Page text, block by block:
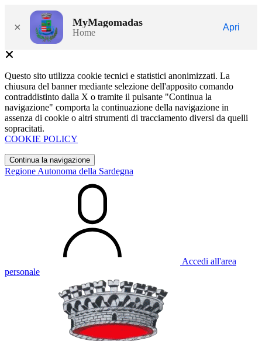
× MyMagomadas
Home
Apri
Questo sito utilizza cookie tecnici e statistici anonimizzati. La
chiusura del banner mediante selezione dell'apposito comando
contraddistinto dalla X o tramite il pulsante "Continua la
navigazione" comporta la continuazione della navigazione in
assenza di cookie o altri strumenti di tracciamento diversi da quelli
sopracitati.
COOKIE POLICY
Continua la navigazione
Regione Autonoma della Sardegna
Accedi all'area
personale